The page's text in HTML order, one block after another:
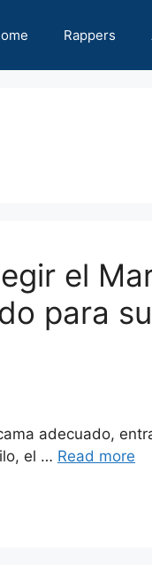
Rappers
el
para
adecuado,
el … Read more